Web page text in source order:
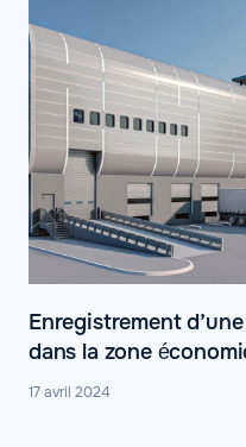
Enregistrement
dans la zone
17 avril 2024